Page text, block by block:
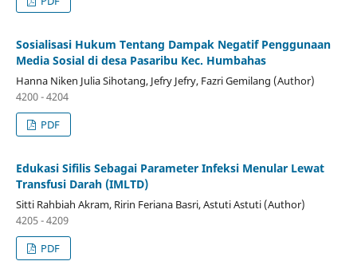
Sosialisasi Hukum Tentang Dampak Negatif Penggunaan
Media Sosial di desa Pasaribu Kec. Humbahas
Hanna Niken Julia Sihotang, Jefry Jefry, Fazri Gemilang (Author)
4200 - 4204
PDF
Edukasi Sifilis Sebagai Parameter Infeksi Menular Lewat
Transfusi Darah (IMLTD)
Sitti Rahbiah Akram, Ririn Feriana Basri, Astuti Astuti (Author)
4205 - 4209
PDF